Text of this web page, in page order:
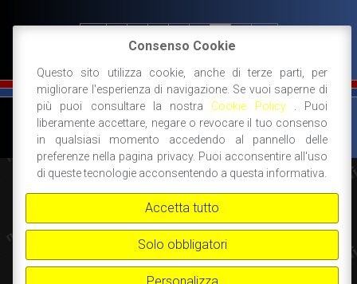
FIAT 500 SPORT
NANNI RICAMBI, BOLOGNA, ACCESSORI SPORTIVI PER FIAT
500 -
+39 338 3096922 - +39 348 8852994 - INFO@FIAT500SPORT.COM
Consenso Cookie
Questo sito utilizza cookie, anche di terze parti, per
migliorare l'esperienza di navigazione. Se vuoi saperne di
più puoi consultare la nostra Cookie Policy
. Puoi
liberamente accettare, negare o revocare il tuo consenso
in qualsiasi momento accedendo al pannello delle
preferenze nella pagina privacy. Puoi acconsentire all'uso
di queste tecnologie acconsentendo a questa informativa.
Accetta tutto
Solo obbligatori